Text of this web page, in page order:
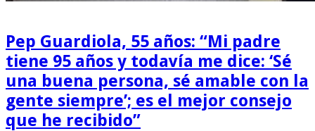
Pep Guardiola, 55 años: “Mi padre
tiene 95 años y todavía me dice: ‘Sé
una buena persona, sé amable con la
gente siempre’; es el mejor consejo
que he recibido”